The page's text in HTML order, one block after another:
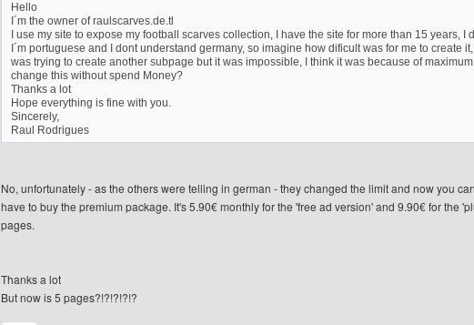
Hello
I´m the owner of raulscarves.de.tl
I use my site to expose my football scarves collection, I have the site for more than 15 years, I
I´m portuguese and I dont understand germany, so imagine how dificult was for me to create
was trying to create another subpage but it was impossible, I think it was because of
change this without spend Money?
Thanks a lot
Hope everything is fine with you.
Sincerely,
Raul Rodrigues
No, unfortunately - as the others were telling in german - they changed the limit and now you
have to buy the premium package. It's 5.90€ monthly for the 'free ad version' and 9.90€ for the
pages.
Thanks a lot
But now is 5 pages?!?!?!?!?